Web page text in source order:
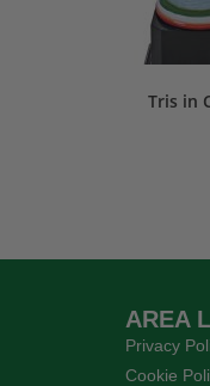
Tris in
AREA
Privacy
Cookie